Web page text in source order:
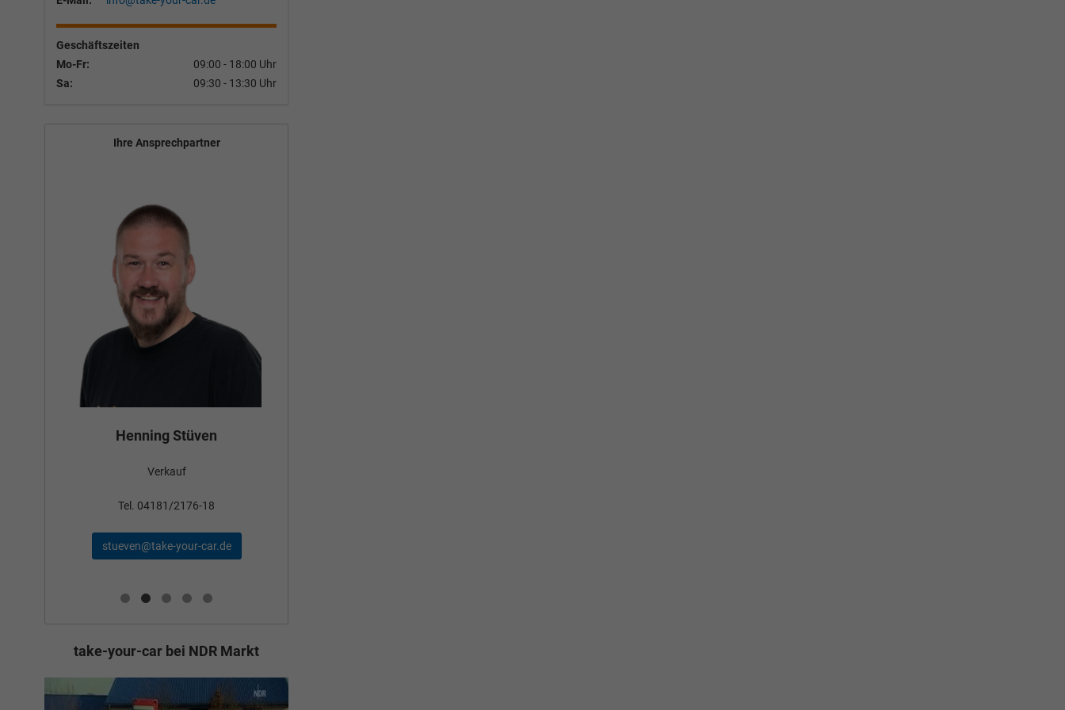
Geschäftszeiten
Mo-Fr:
09:00 - 18:00 Uhr
Sa:
09:30 - 13:30 Uhr
Ihre Ansprechpartner
Henning Stüven
Verkauf
Tel. 04181/2176-18
stueven@take-your-car.de
take-your-car bei NDR Markt